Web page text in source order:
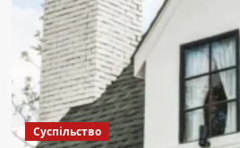
Суспільство